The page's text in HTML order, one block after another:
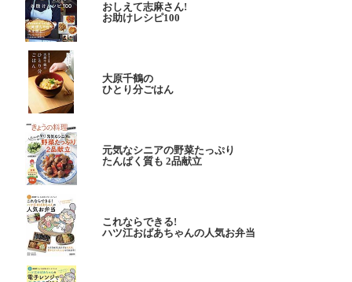
おしえて志麻さん!
お助けレシピ100
大原千鶴の
ひとり分ごはん
元気なシニアの野菜たっぷり
たんぱく質も 2品献立
これならできる!
ハツ江おばあちゃんの人気お弁当